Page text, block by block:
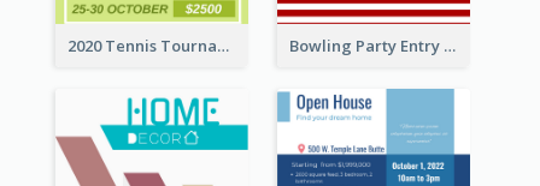
2020 Tennis Tournament Flyer Bowling Party Entry Flyer